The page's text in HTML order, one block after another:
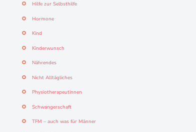
Hilfe zur Selbsthilfe
Hormone
Kind
Kinderwunsch
Nährendes
Nicht Alltägliches
Physiotherapeutinnen
Schwangerschaft
TFM – auch was für Männer